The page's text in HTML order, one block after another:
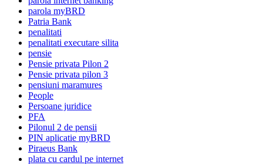
parola myBRD
Patria Bank
penalitati
penalitati executare silita
pensie
Pensie privata Pilon 2
Pensie privata pilon 3
pensiuni maramures
People
Persoane juridice
PFA
Pilonul 2 de pensii
PIN aplicatie myBRD
Piraeus Bank
plata cu cardul pe internet